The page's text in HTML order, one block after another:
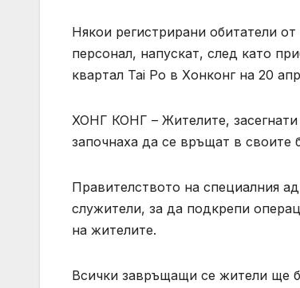
Някои регистрирани обитатели
персонал, напускат, след като
квартал Tai Po в Хонконг на 20
ХОНГ КОНГ – Жителите,
започнаха да се връщат в своите
Правителството на специалния
служители, за да подкрепи
на жителите.
Всички завръщащи се жители ще